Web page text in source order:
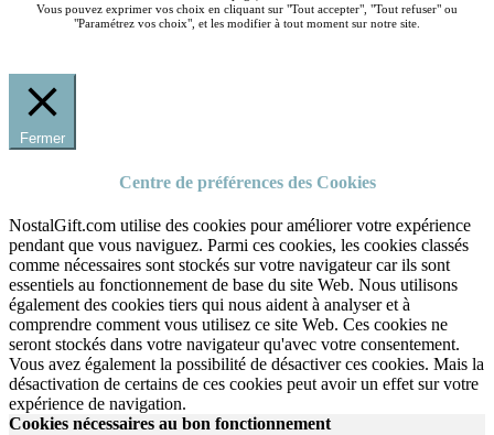
Vous pouvez exprimer vos choix en cliquant sur "Tout accepter", "Tout refuser" ou
"Paramétrez vos choix", et les modifier à tout moment sur notre site.
Fermer
Centre de préférences des Cookies
NostalGift.com utilise des cookies pour améliorer votre expérience
pendant que vous naviguez. Parmi ces cookies, les cookies classés
comme nécessaires sont stockés sur votre navigateur car ils sont
essentiels au fonctionnement de base du site Web. Nous utilisons
également des cookies tiers qui nous aident à analyser et à
comprendre comment vous utilisez ce site Web. Ces cookies ne
seront stockés dans votre navigateur qu'avec votre consentement.
Vous avez également la possibilité de désactiver ces cookies. Mais la
désactivation de certains de ces cookies peut avoir un effet sur votre
expérience de navigation.
Cookies nécessaires au bon fonctionnement